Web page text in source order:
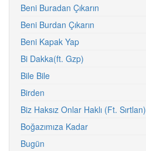
Beni Buradan Çıkarın
Beni Burdan Çıkarın
Beni Kapak Yap
Bi Dakka(ft. Gzp)
Bile Bile
Birden
Biz Haksız Onlar Haklı (Ft. Sırtlan)
Boğazımıza Kadar
Bugün